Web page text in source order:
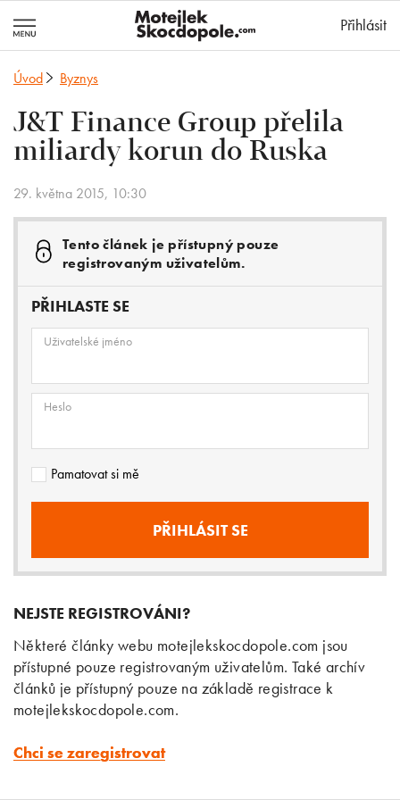
Přihlásit
Úvod Byznys
J&T Finance Group přelila
miliardy korun do Ruska
29. května 2015, 10:30
Tento článek je přístupný pouze
registrovaným uživatelům.
PŘIHLASTE SE
Uživatelské jméno
Heslo
Pamatovat si mě
NEJSTE REGISTROVÁNI?
Některé články webu motejlekskocdopole.com jsou
přístupné pouze registrovaným uživatelům. Také archív
článků je přístupný pouze na základě registrace k
motejlekskocdopole.com.
Chci se zaregistrovat